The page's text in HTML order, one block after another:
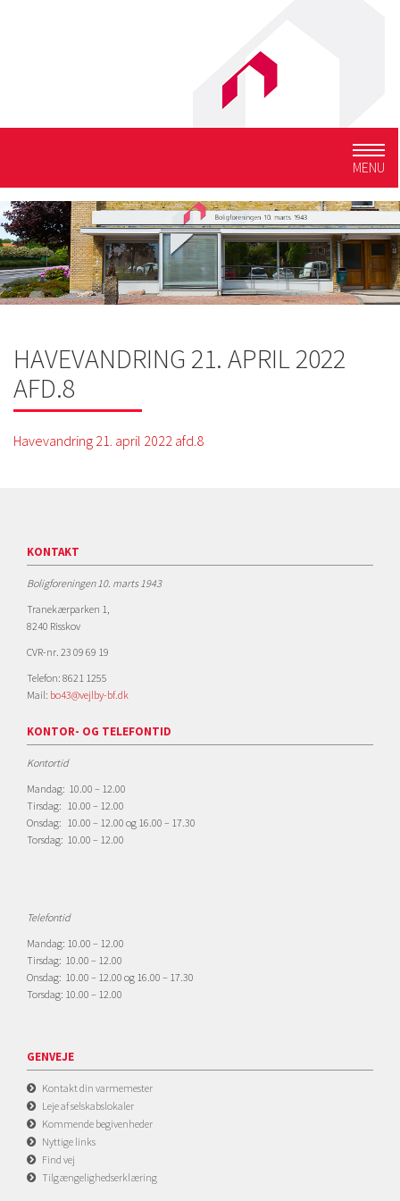
MENU
HAVEVANDRING 21. APRIL 2022
AFD.8
Havevandring 21. april 2022 afd.8
KONTAKT
Boligforeningen 10. marts 1943
Tranekærparken 1,
8240 Risskov
CVR-nr. 23 09 69 19
Telefon: 8621 1255
Mail: bo43@vejlby-bf.dk
KONTOR- OG TELEFONTID
Kontortid
Mandag: 10.00 – 12.00
Tirsdag: 10.00 – 12.00
Onsdag: 10.00 – 12.00 og 16.00 – 17.30
Torsdag: 10.00 – 12.00
Telefontid
Mandag: 10.00 – 12.00
Tirsdag: 10.00 – 12.00
Onsdag: 10.00 – 12.00 og 16.00 – 17.30
Torsdag: 10.00 – 12.00
GENVEJE
Kontakt din varmemester
Leje af selskabslokaler
Kommende begivenheder
Nyttige links
Find vej
Tilgængelighedserklæring